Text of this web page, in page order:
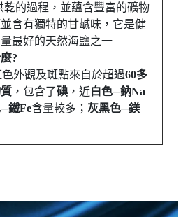
乾的過程，並蘊含豐富的礦物
含有獨特的甘鹹味，它是健
最好的天然海鹽之一
?
外觀及斑點來自於超過60多
，包含了碘 ，近白色─鈉Na
鐵Fe含量較多； 灰黑色─鎂